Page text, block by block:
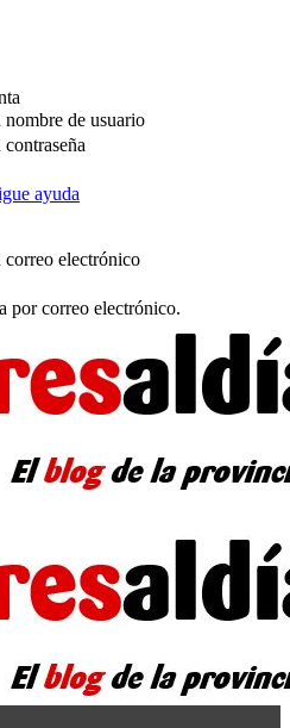
nombre de usuario
contraseña
ayuda
correo electrónico
por correo electrónico.